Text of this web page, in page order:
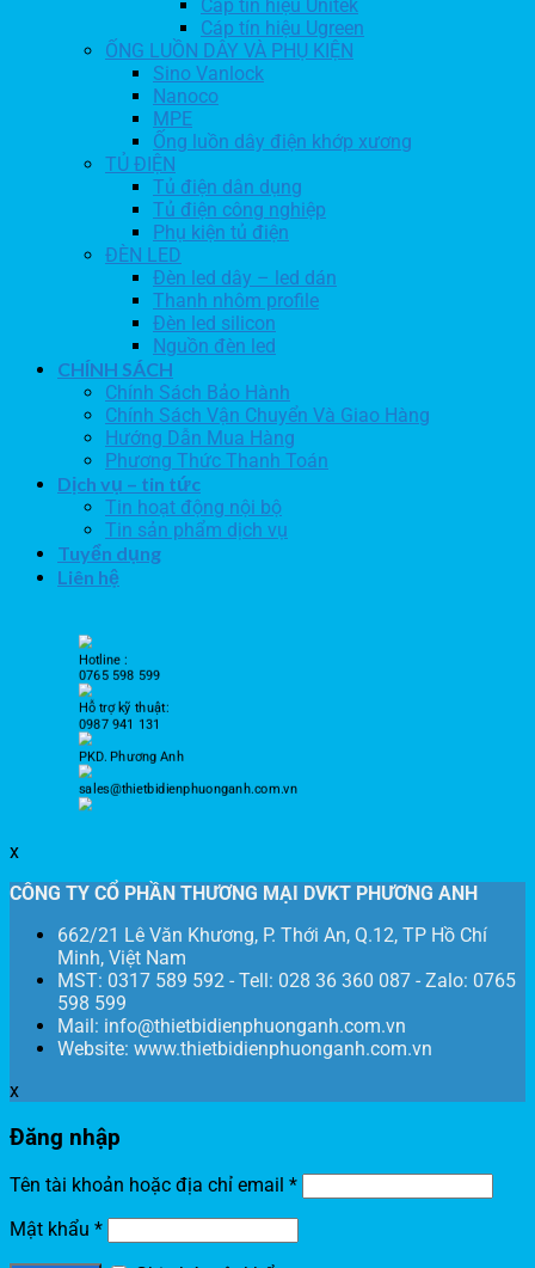
Cáp tín hiệu Unitek
Cáp tín hiệu Ugreen
ỐNG LUỒN DÂY VÀ PHỤ KIỆN
Sino Vanlock
Nanoco
MPE
Ống luồn dây điện khớp xương
TỦ ĐIỆN
Tủ điện dân dụng
Tủ điện công nghiệp
Phụ kiện tủ điện
ĐÈN LED
Đèn led dây – led dán
Thanh nhôm profile
Đèn led silicon
Nguồn đèn led
CHÍNH SÁCH
Chính Sách Bảo Hành
Chính Sách Vận Chuyển Và Giao Hàng
Hướng Dẫn Mua Hàng
Phương Thức Thanh Toán
Dịch vụ – tin tức
Tin hoạt động nội bộ
Tin sản phẩm dịch vụ
Tuyển dụng
Liên hệ
Hotline :
0765 598 599
Hỗ trợ kỹ thuật:
0987 941 131
PKD. Phương Anh
sales@thietbidienphuonganh.com.vn
x
CÔNG TY CỔ PHẦN THƯƠNG MẠI DVKT PHƯƠNG ANH
662/21 Lê Văn Khương, P. Thới An, Q.12, TP Hồ Chí
Minh, Việt Nam
MST: 0317 589 592 - Tell: 028 36 360 087 - Zalo: 0765
598 599
Mail: info@thietbidienphuonganh.com.vn
Website: www.thietbidienphuonganh.com.vn
x
Đăng nhập
Tên tài khoản hoặc địa chỉ email *
Mật khẩu *